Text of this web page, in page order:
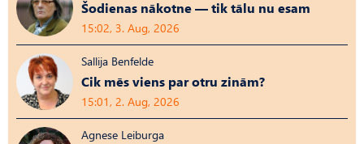
Šodienas nākotne — tik tālu nu esam
15:02, 3. Aug, 2026
Sallija Benfelde
Cik mēs viens par otru zinām?
15:01, 2. Aug, 2026
Agnese Leiburga